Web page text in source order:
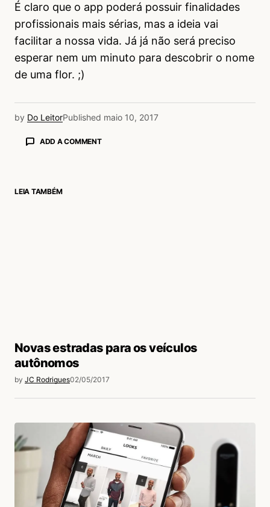
É claro que o app poderá possuir finalidades
profissionais mais sérias, mas a ideia vai
facilitar a nossa vida. Já já não será preciso
esperar nem um minuto para descobrir o nome
de uma flor. ;)
by Do LeitorPublished maio 10, 2017
ADD A COMMENT
LEIA TAMBÉM
Novas estradas para os veículos
autônomos
by JC Rodrigues02/05/2017